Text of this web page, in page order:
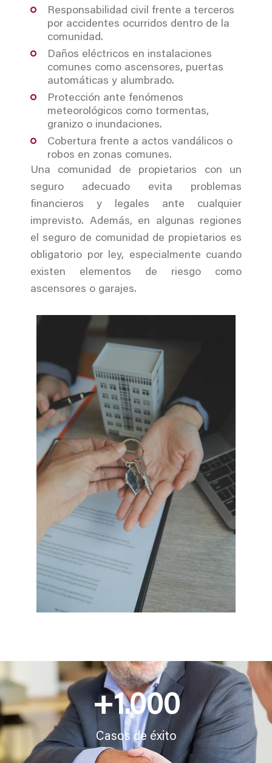
Responsabilidad civil frente a terceros
por accidentes ocurridos dentro de la
comunidad.
Daños eléctricos en instalaciones
comunes como ascensores, puertas
automáticas y alumbrado.
Protección ante fenómenos
meteorológicos como tormentas,
granizo o inundaciones.
Cobertura frente a actos vandálicos o
robos en zonas comunes.
Una comunidad de propietarios con un
seguro adecuado evita problemas
financieros y legales ante cualquier
imprevisto. Además, en algunas regiones
el seguro de comunidad de propietarios es
obligatorio por ley, especialmente cuando
existen elementos de riesgo como
ascensores o garajes.
Casos de éxito
+1.000